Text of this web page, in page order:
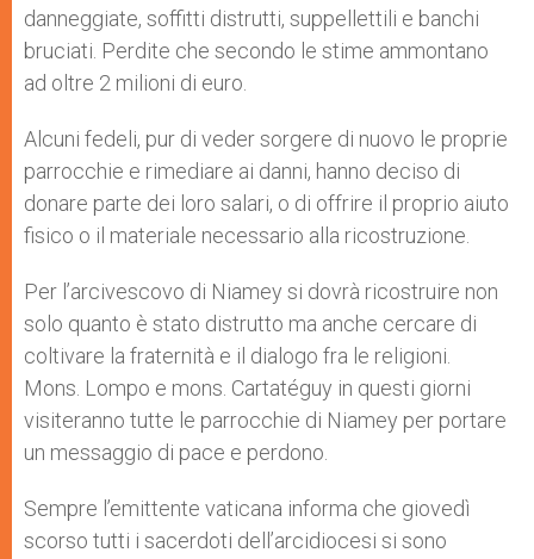
danneggiate, soffitti distrutti, suppellettili e banchi
bruciati. Perdite che secondo le stime ammontano
ad oltre 2 milioni di euro.
Alcuni fedeli, pur di veder sorgere di nuovo le proprie
parrocchie e rimediare ai danni, hanno deciso di
donare parte dei loro salari, o di offrire il proprio aiuto
fisico o il materiale necessario alla ricostruzione.
Per l’arcivescovo di Niamey si dovrà ricostruire non
solo quanto è stato distrutto ma anche cercare di
coltivare la fraternità e il dialogo fra le religioni.
Mons. Lompo e mons. Cartatéguy in questi giorni
visiteranno tutte le parrocchie di Niamey per portare
un messaggio di pace e perdono.
Sempre l’emittente vaticana informa che giovedì
scorso tutti i sacerdoti dell’arcidiocesi si sono